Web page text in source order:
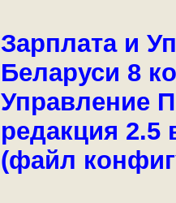
Зарплата и
Беларуси 8
Управление
редакция 2.5
(файл